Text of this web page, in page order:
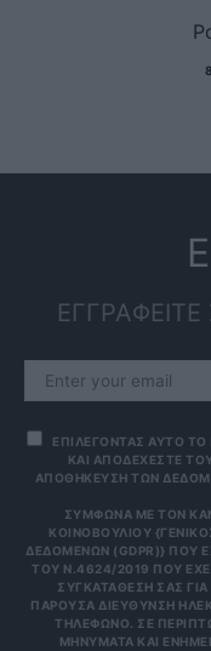
ΕΓΓΡΑΦΕΙΤΕ
ΕΠΙΛΕΓΟΝΤΑΣ ΑΥΤΟ ΤΟ
ΚΑΙ ΑΠΟΔΕΧΕΣΤΕ
ΑΠΟΘΗΚΕΥΣΗ ΤΩΝ
ΣΎΜΦΩΝΑ ΜΕ ΤΟΝ
ΚΟΙΝΟΒΟΥΛΊΟΥ
ΔΕΔΟΜΈΝΩΝ (GDPR)} ΠΟΥ
ΤΟΥ Ν.4624/2019 ΠΟΥ
ΣΥΓΚΑΤΆΘΕΣΉ ΣΑΣ
ΠΑΡΟΎΣΑ ΔΙΕΎΘΥΝΣΗ
ΗΛΈΦΩΝΟ. ΣΕ
ΗΝΎΜΑΤΑ ΚΑΙ